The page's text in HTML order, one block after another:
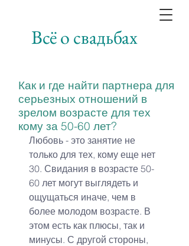
Всё о свадьбах
Как и где найти партнера для
серьезных отношений в
зрелом возрасте для тех
кому за 50-60 лет?
Любовь - это занятие не
только для тех, кому еще нет
30. Свидания в возрасте 50-
60 лет могут выглядеть и
ощущаться иначе, чем в
более молодом возрасте. В
этом есть как плюсы, так и
минусы. С другой стороны,